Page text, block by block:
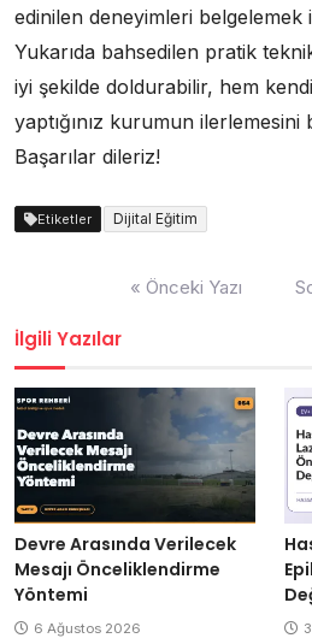
edinilen deneyimleri belgelemek
Yukarıda bahsedilen pratik
iyi şekilde doldurabilir, hem
yaptığınız kurumun ilerlemesini
Başarılar dileriz!
Etiketler Dijital Eğitim
« Önceki Yazı
İlgili Yazılar
Devre Arasında Verilecek
Mesajı Önceliklendirme
Yöntemi
6 Ağustos 2026